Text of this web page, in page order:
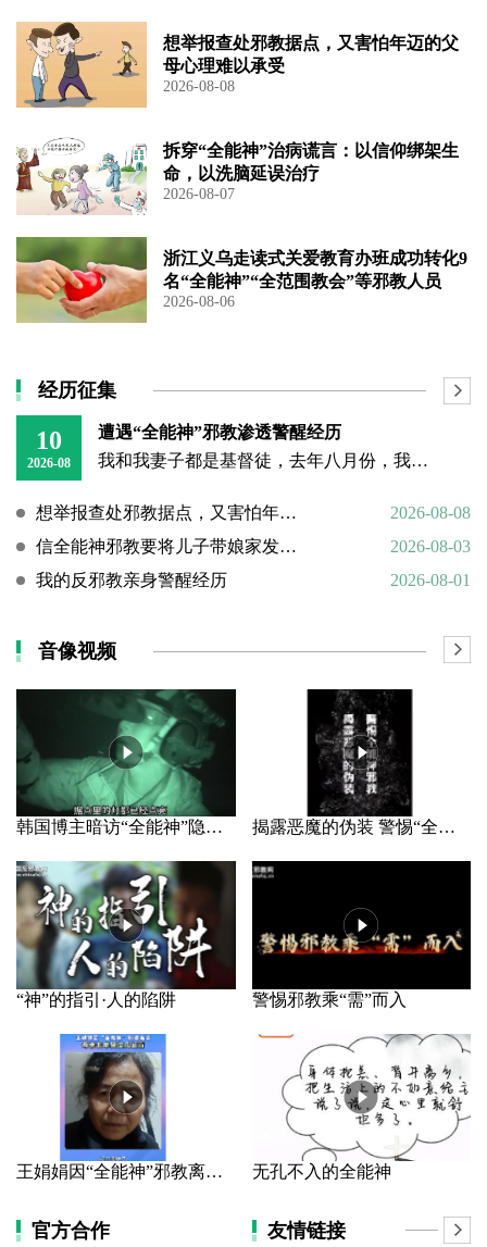
想举报查处邪教据点，又害怕年迈的父
母心理难以承受
2026-08-08
拆穿“全能神”治病谎言：以信仰绑架生
命，以洗脑延误治疗
2026-08-07
浙江义乌走读式关爱教育办班成功转化9
名“全能神”“全范围教会”等邪教人员
2026-08-06
经历征集
10
2026-08
遭遇“全能神”邪教渗透警醒经历
我和我妻子都是基督徒，去年八月份，我和妻子不再在大的教堂聚会，改成在家自己聚会没多久，就遇到了邪教“全能神”的人上门渗透，还好我们及时识破、没有中招。 当时有个
想举报查处邪教据点，又害怕年迈的父母心理难以承受
2026-08-08
信全能神邪教要将儿子带娘家发展成信徒
2026-08-03
我的反邪教亲身警醒经历
2026-08-01
音像视频
韩国博主暗访“全能神”隐秘据点 揭露恶魔的伪装 警惕“全能神”邪教
“神”的指引·人的陷阱 警惕邪教乘“需”而入
王娟娟因“全能神”邪教离家 母亲长年哭泣几近盲 无孔不入的全能神
官方合作 友情链接